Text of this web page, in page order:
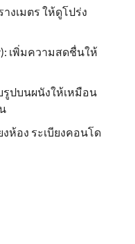
งเมตร ให้ดูโปร่ง
เพิ่มความสดชื่นให้
รูปบนผนังให้เหมือน
งห้อง ระเบียงคอนโด